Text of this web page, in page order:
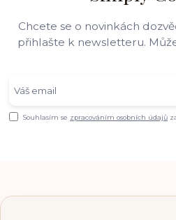
Chcete se o novinkách
přihlašte k newsletteru.
Souhlasím se zpracováním osobních údajů